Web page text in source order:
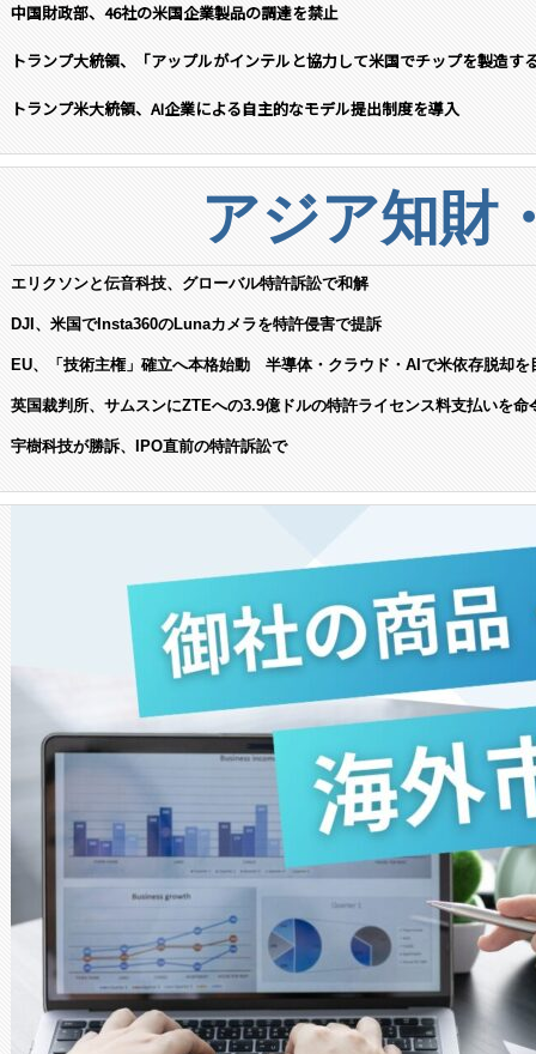
中国財政部、46社の米国企業製品の調達を禁止
トランプ大統領、「アップルがインテルと協力して米国でチップを製造す
トランプ米大統領、AI企業による自主的なモデル提出制度を導入
アジア知財
エリクソンと伝音科技、グローバル特許訴訟で和解
DJI、米国でInsta360のLunaカメラを特許侵害で提訴
EU、「技術主権」確立へ本格始動 半導体・クラウド・AIで米依存脱却を
英国裁判所、サムスンにZTEへの3.9億ドルの特許ライセンス料支払いを命
宇樹科技が勝訴、IPO直前の特許訴訟で